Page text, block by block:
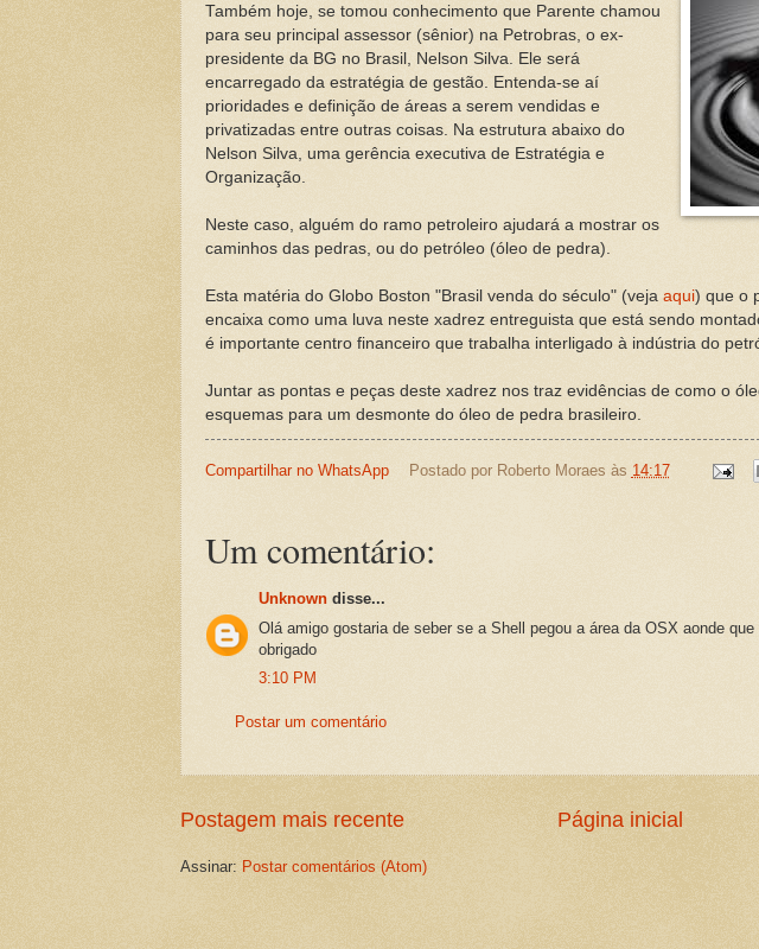
Também hoje, se tomou conhecimento que Parente chamou
para seu principal assessor (sênior) na Petrobras, o ex-
presidente da BG no Brasil, Nelson Silva. Ele será
encarregado da estratégia de gestão. Entenda-se aí
prioridades e definição de áreas a serem vendidas e
privatizadas entre outras coisas. Na estrutura abaixo do
Nelson Silva, uma gerência executiva de Estratégia e
Organização.
Neste caso, alguém do ramo petroleiro ajudará a mostrar os
caminhos das pedras, ou do petróleo (óleo de pedra).
Esta matéria do Globo Boston "Brasil venda do século" (veja aqui) que o
encaixa como uma luva neste xadrez entreguista que está sendo
é importante centro financeiro que trabalha interligado à indústria do
Juntar as pontas e peças deste xadrez nos traz evidências de como o
esquemas para um desmonte do óleo de pedra brasileiro.
Compartilhar no WhatsApp Postado por Roberto Moraes às 14:17
Um comentário:
Unknown disse...
Olá amigo gostaria de seber se a Shell pegou a área da OSX aonde
obrigado
3:10 PM
Postar um comentário
Postagem mais recente Página inicial
Assinar: Postar comentários (Atom)